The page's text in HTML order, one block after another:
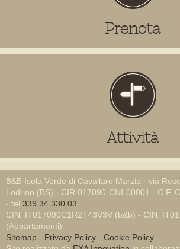
Prenota
Attività
B&B Isola Verde di Cavallaro Marzia - via
Lodrino (BS) - CIR 017090-CNI-00001 - C.F.
- tel 339 34 330 03
CIN: IT017090C1R2T43V3V (b&b) - CIN:
(Appartamenti)
Sitemap - Privacy Policy - Cookie Policy